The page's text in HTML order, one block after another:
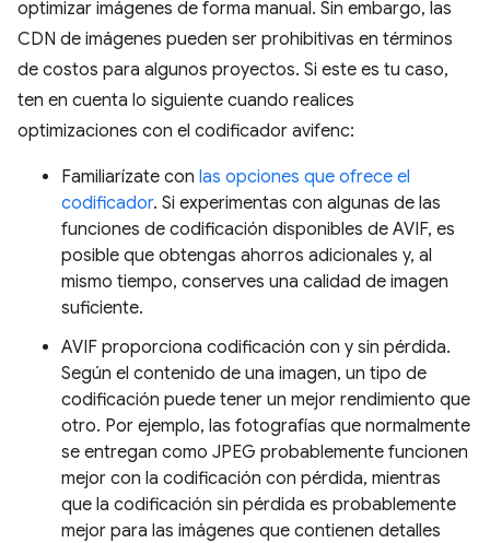
optimizar imágenes de forma manual. Sin embargo, las
CDN de imágenes pueden ser prohibitivas en términos
de costos para algunos proyectos. Si este es tu caso,
ten en cuenta lo siguiente cuando realices
optimizaciones con el codificador avifenc:
Familiarízate con las opciones que ofrece el
codificador. Si experimentas con algunas de las
funciones de codificación disponibles de AVIF, es
posible que obtengas ahorros adicionales y, al
mismo tiempo, conserves una calidad de imagen
suficiente.
AVIF proporciona codificación con y sin pérdida.
Según el contenido de una imagen, un tipo de
codificación puede tener un mejor rendimiento que
otro. Por ejemplo, las fotografías que normalmente
se entregan como JPEG probablemente funcionen
mejor con la codificación con pérdida, mientras
que la codificación sin pérdida es probablemente
mejor para las imágenes que contienen detalles